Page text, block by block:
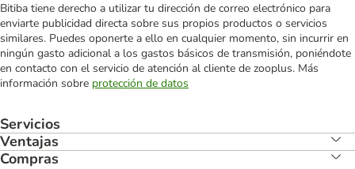
Bitiba tiene derecho a utilizar tu dirección de correo electrónico para
enviarte publicidad directa sobre sus propios productos o servicios
similares. Puedes oponerte a ello en cualquier momento, sin incurrir en
ningún gasto adicional a los gastos básicos de transmisión, poniéndote
en contacto con el servicio de atención al cliente de zooplus. Más
información sobre protección de datos
Servicios
Ventajas
Compras